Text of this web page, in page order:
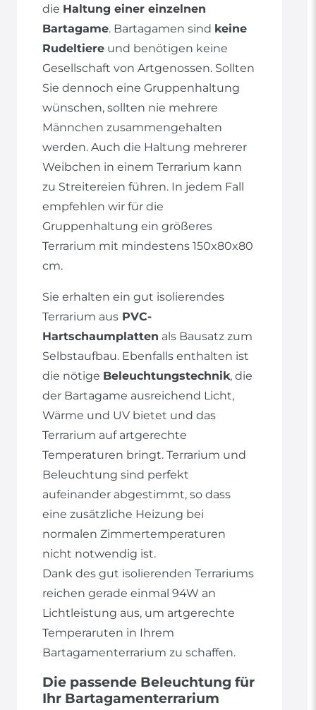
die Haltung einer einzelnen
Bartagame. Bartagamen sind keine
Rudeltiere und benötigen keine
Gesellschaft von Artgenossen. Sollten
Sie dennoch eine Gruppenhaltung
wünschen, sollten nie mehrere
Männchen zusammengehalten
werden. Auch die Haltung mehrerer
Weibchen in einem Terrarium kann
zu Streitereien führen. In jedem Fall
empfehlen wir für die
Gruppenhaltung ein größeres
Terrarium mit mindestens 150x80x80
cm.
Sie erhalten ein gut isolierendes
Terrarium aus PVC-
Hartschaumplatten als Bausatz zum
Selbstaufbau. Ebenfalls enthalten ist
die nötige Beleuchtungstechnik, die
der Bartagame ausreichend Licht,
Wärme und UV bietet und das
Terrarium auf artgerechte
Temperaturen bringt. Terrarium und
Beleuchtung sind perfekt
aufeinander abgestimmt, so dass
eine zusätzliche Heizung bei
normalen Zimmertemperaturen
nicht notwendig ist.
Dank des gut isolierenden Terrariums
reichen gerade einmal 94W an
Lichtleistung aus, um artgerechte
Temperaruten in Ihrem
Bartagamenterrarium zu schaffen.
Die passende Beleuchtung für
Ihr Bartagamenterrarium